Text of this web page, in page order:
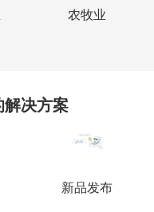
农牧业
解决方案
新品发布